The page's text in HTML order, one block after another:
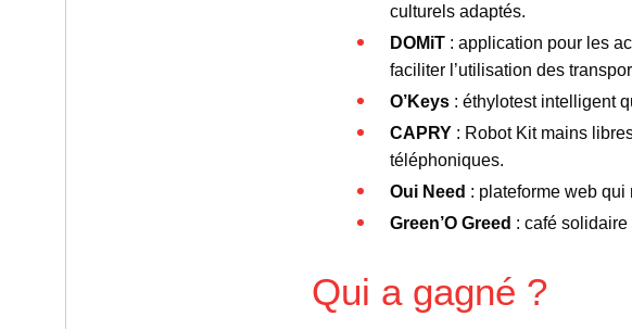
culturels adaptés.
DOMiT : application pour les
faciliter l’utilisation des
O’Keys : éthylotest intelligent
CAPRY : Robot Kit mains
téléphoniques.
Oui Need : plateforme web
Green’O Greed : café
Qui a gagné ?